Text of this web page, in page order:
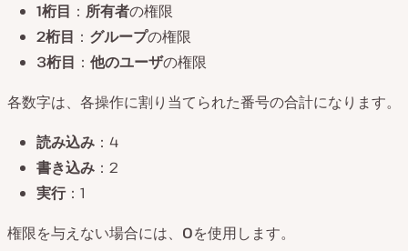
1桁目 ： 所有者の権限
2桁目 ： グループの権限
3桁目 ： 他のユーザの権限
各数字は、各操作に割り当てられた番号の合計になります。
読み込み ：4
書き込み ：2
実行：1
権限を与えない場合には、 0を使用します。